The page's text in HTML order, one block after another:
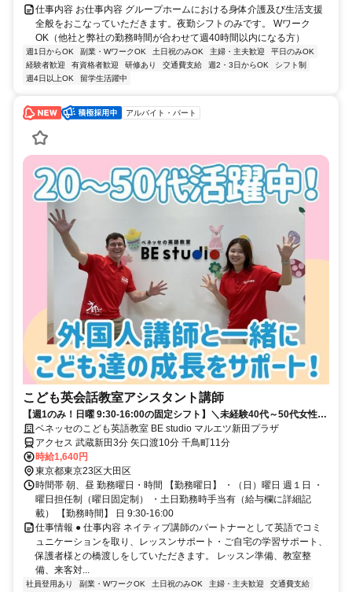
仕事内容 お仕事内容 グループホームにおける身体介護及び生活支援
全般をおこなっていただきます。夜勤シフトのみです。 Wワーク
OK（他社と弊社の勤務時間が合わせて週40時間以内になる方）
週1日からOK 副業・WワークOK 土日祝のみOK 主婦・主夫歓迎
平日のみOK
経験者歓迎
有資格者歓迎 研修あり 交通費支給 週2・3日からOK
シフト制
週4日以上OK
留学生活躍中
アルバイト・パート
こども英会話教室アシスタント講師
【週1のみ！日曜 9:30-16:00の固定シフト】＼未経験40代～50代女性中
心に活躍する職場です／
ベネッセのこども英語教室 BE studio マルエツ新田プラザ
アクセス 武蔵新田3分 矢口渡10分 千鳥町11分
時給1,640円
東京都東京23区大田区
時間帯 朝、昼 勤務曜日・時間 【勤務曜日】 ・（日）曜日 週１日 ・
曜日担任制（曜日固定制） ・土日勤務時手当有（給与欄に詳細記
載） 【勤務時間】 日 9:30-16:00
仕事情報 ● 仕事内容 ネイティブ講師のパートナーとして英語でコミ
ュニケーションを取り、レッスンサポート・ご自宅の学習サポート、
保護者様との橋渡しをしていただきます。 レッスン準備、教室整
備、来客対...
社員登用あり 副業・WワークOK 土日祝のみOK 主婦・主夫歓迎
交通費支給